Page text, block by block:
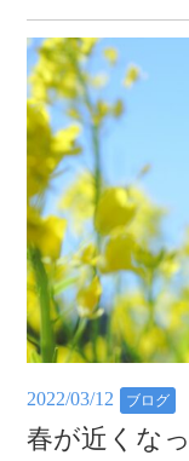
2022/03/12 ブログ
春が近くな